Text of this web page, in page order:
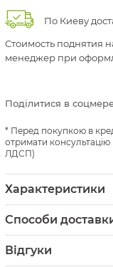
По Киеву
Стоимость поднятия
менеджер при
Поділитися в
Перед покупкою в
отримати консультацію
ЛДСП)
Характеристики
Способи
Відгуки